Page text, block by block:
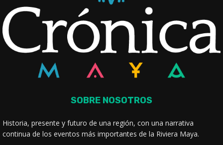
SOBRE NOSOTROS
Historia, presente y futuro de una región, con una narrativa
continua de los eventos más importantes de la Riviera Maya.